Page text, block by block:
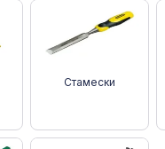
Стамески